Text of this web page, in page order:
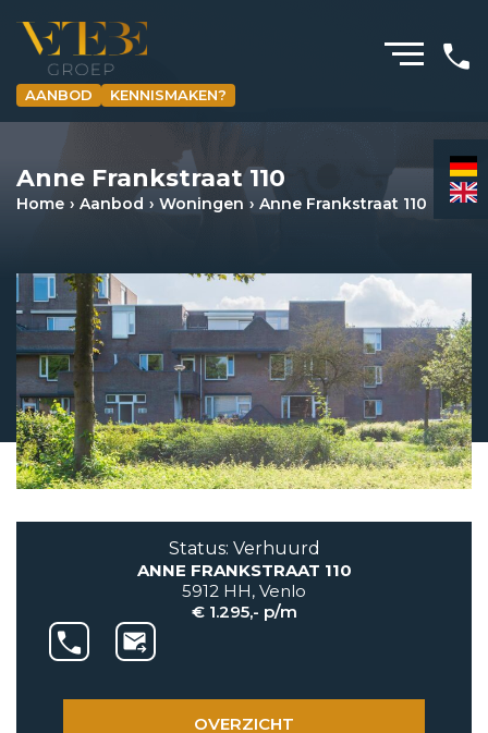
AANBOD KENNISMAKEN?
HOMEPAGINA
WONING­MAKELAARDIJ
HYPOTHEKEN
VERZEKERINGEN
NIEUWS & MEDIA
OVER ONS
REVIEWS
AANBOD
VETEBE GROEP
5931 CX Tegelen
info@vetebe.nl
Anne Frankstraat 110
Home Aanbod Woningen Anne Frankstraat 110
Status: Verhuurd
ANNE FRANKSTRAAT 110
5912 HH, Venlo
€ 1.295,- p/m
OVERZICHT